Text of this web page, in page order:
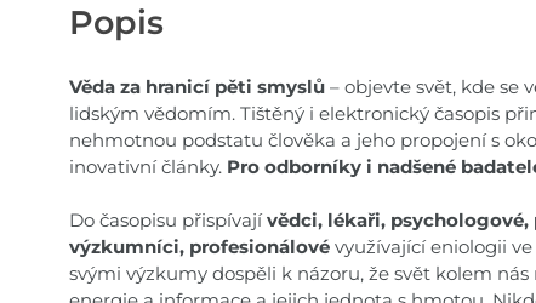
Popis
Věda za hranicí pěti smyslů – objevte svět, kde se
lidským vědomím. Tištěný i elektronický časopis
nehmotnou podstatu člověka a jeho propojení s
inovativní články. Pro odborníky i nadšené
Do časopisu přispívají vědci, lékaři,
výzkumníci, profesionálové využívající eniologii
svými výzkumy dospěli k názoru, že svět kolem